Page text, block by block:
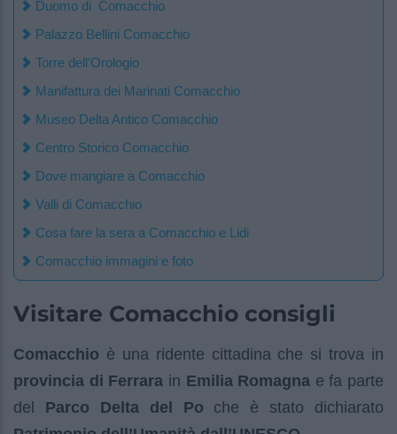
Duomo di Comacchio
Palazzo Bellini Comacchio
Torre dell’Orologio
Manifattura dei Marinati Comacchio
Museo Delta Antico Comacchio
Centro Storico Comacchio
Dove mangiare a Comacchio
Valli di Comacchio
Cosa fare la sera a Comacchio e Lidi
Comacchio immagini e foto
Visitare Comacchio consigli
Comacchio è una ridente cittadina che si trova in
provincia di Ferrara in Emilia Romagna e fa parte
del Parco Delta del Po che è stato dichiarato